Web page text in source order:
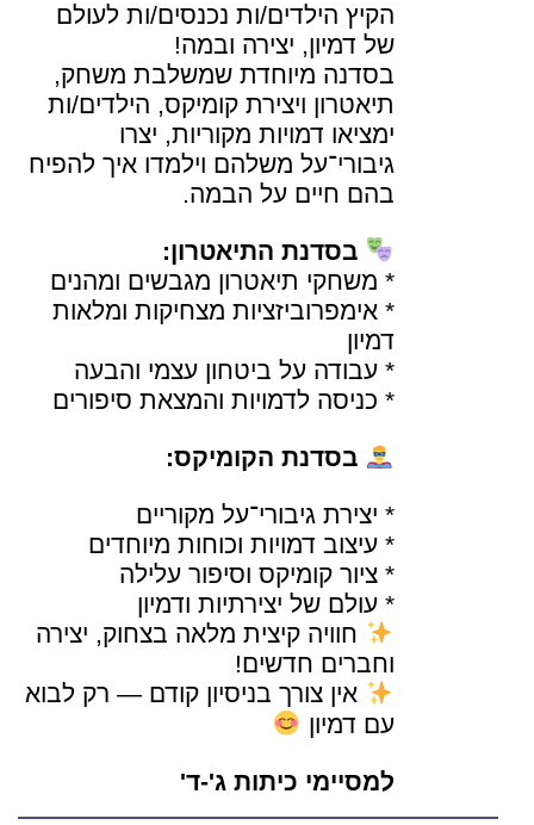
הקיץ הילדים/ות נכנסים/ות לעולם
של דמיון, יצירה ובמה!
בסדנה מיוחדת שמשלבת משחק,
תיאטרון ויצירת קומיקס, הילדים/ות
ימציאו דמויות מקוריות, יצרו
גיבורי־על משלהם וילמדו איך להפיח
בהם חיים על הבמה.
בסדנת התיאטרון:
* משחקי תיאטרון מגבשים ומהנים
* אימפרוביזציות מצחיקות ומלאות
דמיון
* עבודה על ביטחון עצמי והבעה
* כניסה לדמויות והמצאת סיפורים
בסדנת הקומיקס:
* יצירת גיבורי־על מקוריים
* עיצוב דמויות וכוחות מיוחדים
* ציור קומיקס וסיפור עלילה
* עולם של יצירתיות ודמיון
חוויה קיצית מלאה בצחוק, יצירה
וחברים חדשים!
אין צורך בניסיון קודם — רק לבוא
עם דמיון
למסיימי כיתות ג'-ד'